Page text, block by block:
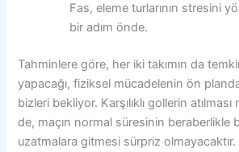
Fas, eleme turlarının stresini
bir adım önde.
Tahminlere göre, her iki takımın da
yapacağı, fiziksel mücadelenin ön
bizleri bekliyor. Karşılıklı gollerin
de, maçın normal süresinin beraberlikle
uzatmalara gitmesi sürpriz olmayacaktır.